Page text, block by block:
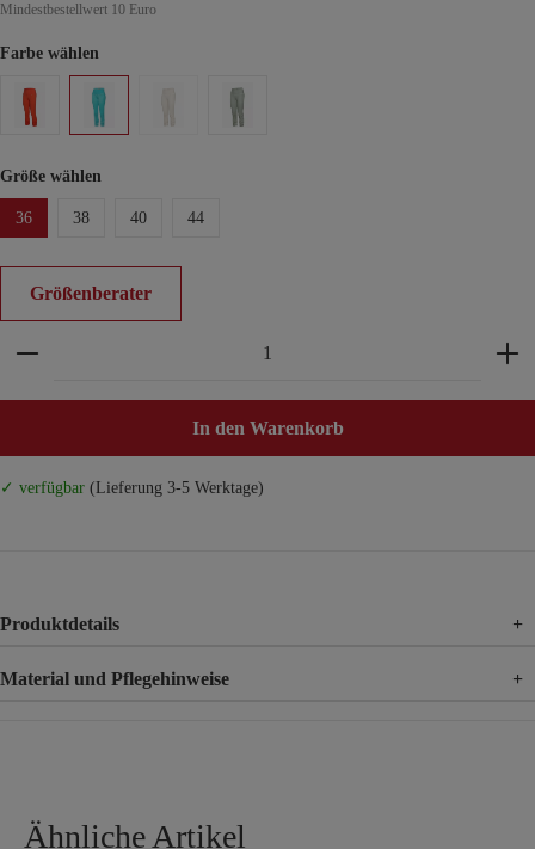
Mindestbestellwert 10 Euro
Farbe wählen
Größe wählen
36 38 40 44
Größenberater
Produkt Anzahl: Gib den gewünschten Wert ein
In den Warenkorb
✓ verfügbar (Lieferung 3-5 Werktage)
Produktdetails +
Material und Pflegehinweise +
Ähnliche Artikel